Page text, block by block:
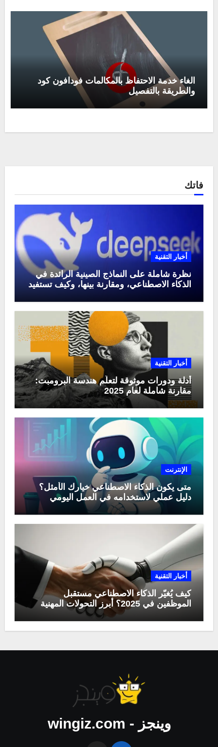
الغاء خدمة الاحتفاظ بالمكالمات فودافون كود
والطريقة بالتفصيل
فاتك
أخبار التقنية
نظرة شاملة على النماذج الصينية الرائدة في
الذكاء الاصطناعي، ومقارنة بينها، وكيف تستفيد
أخبار التقنية
أدلة ودورات موثوقة لتعلّم هندسة البرومبت:
مقارنة شاملة لعام 2025
الإنترنت
متى يكون الذكاء الاصطناعي خيارك الأمثل؟
دليل عملي لاستخدامه في العمل اليومي
أخبار التقنية
كيف يُغيّر الذكاء الاصطناعي مستقبل
الموظفين في 2025؟ أبرز التحولات المهنية
وينجز - wingiz.com